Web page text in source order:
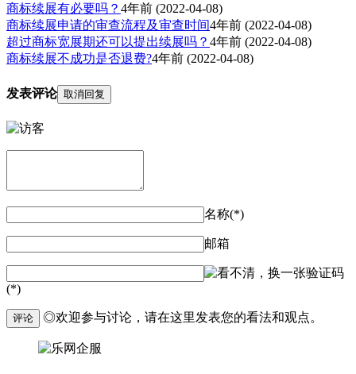
商标续展有必要吗？ 4年前 (2022-04-08)
商标续展申请的审查流程及审查时间4年前 (2022-04-08)
超过商标宽展期还可以提出续展吗？ 4年前 (2022-04-08)
商标续展不成功是否退费?4年前 (2022-04-08)
发表评论 取消回复
名称(*)
邮箱
验证码
(*)
评论 ◎欢迎参与讨论，请在这里发表您的看法和观点。